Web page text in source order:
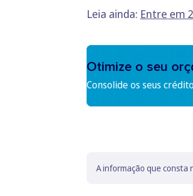
Leia ainda: Entre em
Otimize o seu
Consolide os seus
A informação que consta